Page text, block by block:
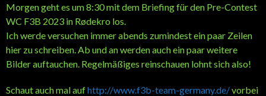
Morgen geht es um 8:30 mit dem Briefing für den Pre-Contest
WC F3B 2023 in Rødekro los.
Ich werde versuchen immer abends zumindest ein paar Zeilen
hier zu schreiben. Ab und an werden auch ein paar weitere
Bilder auftauchen. Regelmäßiges reinschauen lohnt sich also!
Schaut auch mal aufhttp://www.f3b-team-germany.de/vorbei